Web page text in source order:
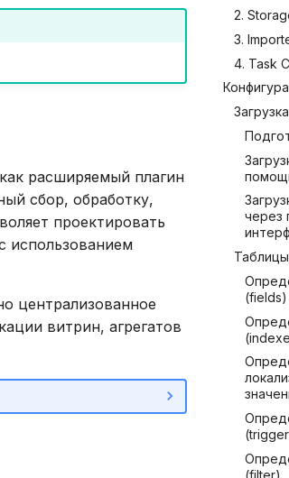
2.
3.
4. Task
через
(fields)
(filter)
расширяемый плагин
сбор, обработку,
проектировать
использованием
централизованное
витрин, агрегатов